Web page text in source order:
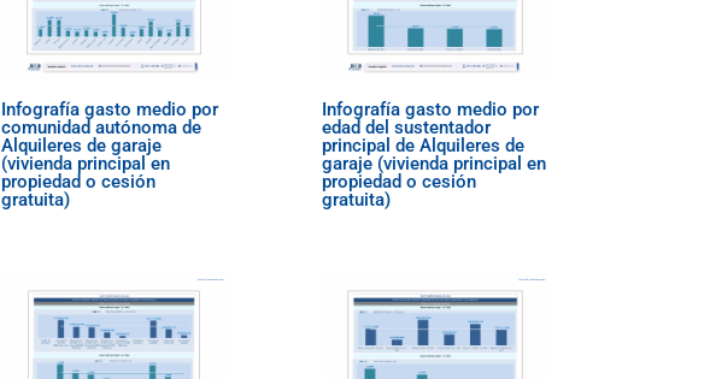
Infografía gasto medio por
comunidad autónoma de
Alquileres de garaje
(vivienda principal en
propiedad o cesión
gratuita)
Infografía gasto medio por
edad del sustentador
principal de Alquileres de
garaje (vivienda principal en
propiedad o cesión
gratuita)